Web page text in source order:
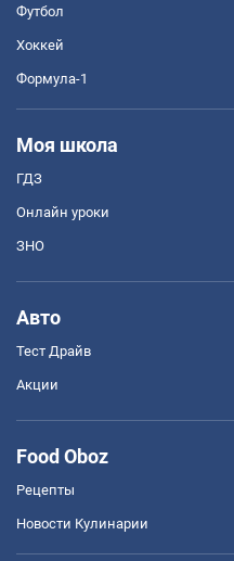
Футбол
Хоккей
Формула-1
Моя школа
ГДЗ
Онлайн уроки
ЗНО
Авто
Тест Драйв
Акции
Food Oboz
Рецепты
Новости Кулинарии